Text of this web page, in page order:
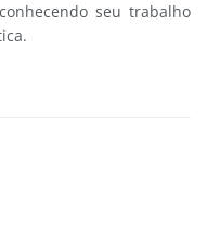
seu trabalho